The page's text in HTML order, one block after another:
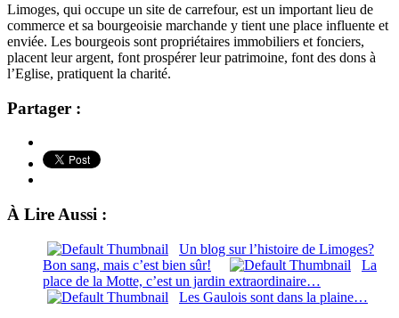
Limoges, qui occupe un site de carrefour, est un important lieu de
commerce et sa bourgeoisie marchande y tient une place influente et
enviée. Les bourgeois sont propriétaires immobiliers et fonciers,
placent leur argent, font prospérer leur patrimoine, font des dons à
l’Eglise, pratiquent la charité.
Partager :
À Lire Aussi :
Un blog sur l’histoire de Limoges?
Bon sang, mais c’est bien sûr!
La
place de la Motte, c’est un jardin extraordinaire…
Les Gaulois sont dans la plaine…